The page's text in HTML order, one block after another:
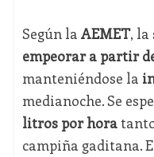
Según la AEMET, la
empeorar a partir
manteniéndose la
medianoche. Se
litros por hora
campiña gaditana.